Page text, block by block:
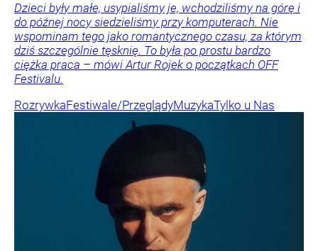
Dzieci były małe, usypialiśmy je, wchodziliśmy na górę i
do późnej nocy siedzieliśmy przy komputerach. Nie
wspominam tego jako romantycznego czasu, za którym
dziś szczególnie tęsknię. To była po prostu bardzo
ciężka praca – mówi Artur Rojek o początkach OFF
Festivalu.
RozrywkaFestiwale/PrzeglądyMuzykaTylko u Nas